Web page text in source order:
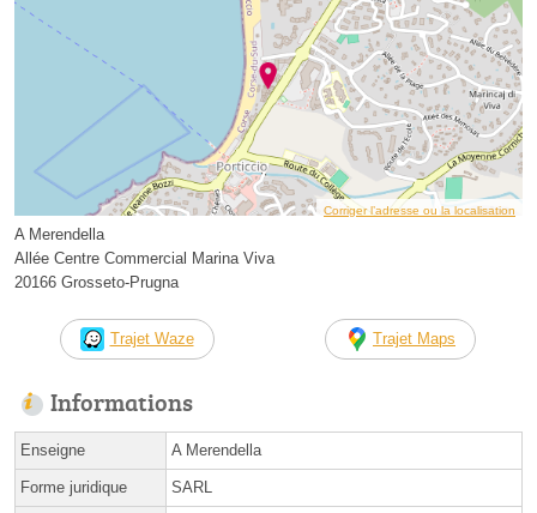
Corriger l’adresse ou la localisation
A Merendella
Allée Centre Commercial Marina Viva
20166 Grosseto-Prugna
Trajet Waze Trajet Maps
Informations
Enseigne A Merendella
Forme juridique SARL